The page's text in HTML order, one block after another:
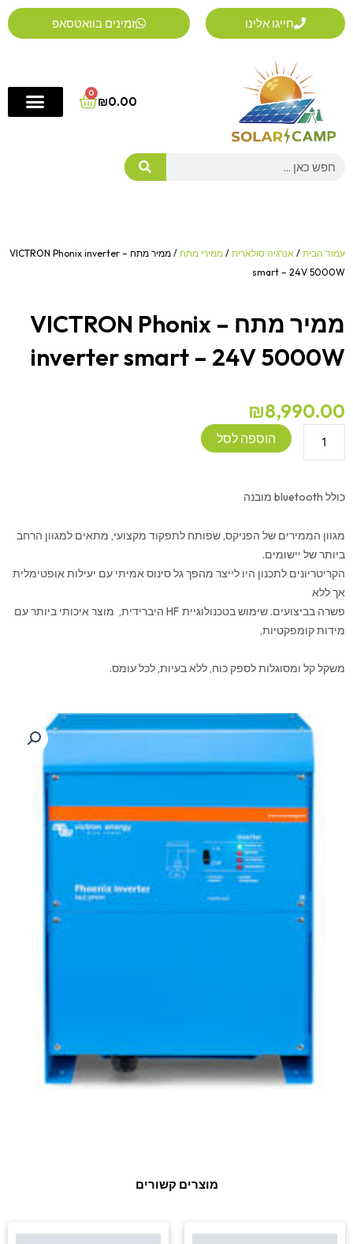
דילוג
לתוכן
חייגו אלינו זמינים בוואטסאפ
₪0.00
0
Cart
Search
עמוד הבית / אנרגיה סולארית / ממירי מתח
/ ממיר מתח – VICTRON Phonix inverter
smart – 24V 5000W
ממיר מתח – VICTRON Phonix
inverter smart – 24V 5000W
₪8,990.00
מתח
Phonix
smart
5000W
הוספה לסל
כולל bluetooth מובנה
מגוון הממירים של הפניקס, שפותח לתפקוד מקצועי, מתאים למגוון הרחב
ביותר של יישומים.
הקריטריונים לתכנון היו לייצר מהפך גל סינוס אמיתי עם יעילות אופטימלית
אך ללא
פשרה בביצועים. שימוש בטכנולוגיית HF היברידית, מוצר איכותי ביותר עם
מידות קומפקטיות,
משקל קל ומסוגלות לספק כוח, ללא בעיות, לכל עומס.
מוצרים קשורים